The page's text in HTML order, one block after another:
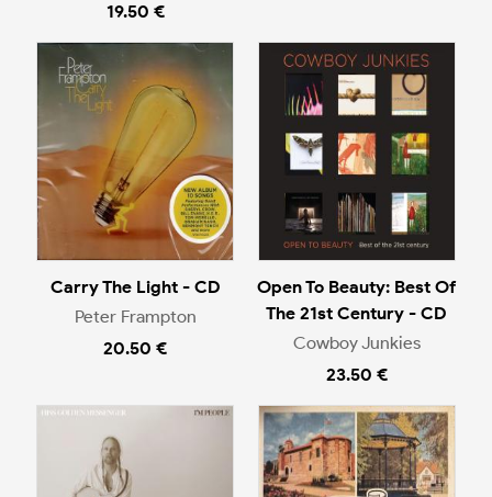
19.50 €
Carry The Light - CD
Peter Frampton
20.50 €
Open To Beauty: Best Of
The 21st Century - CD
Cowboy Junkies
23.50 €